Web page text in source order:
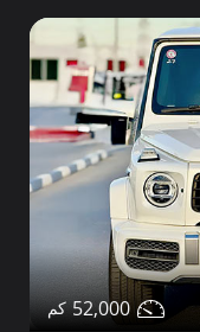
52,000